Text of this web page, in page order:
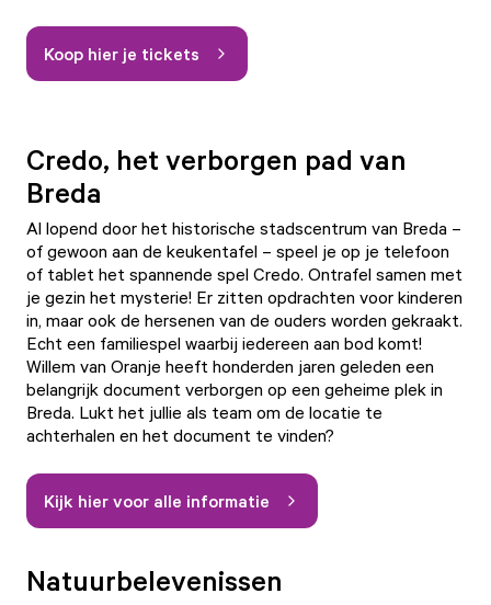
Koop hier je tickets
Credo, het verborgen pad van
Breda
Al lopend door het historische stadscentrum van Breda –
of gewoon aan de keukentafel – speel je op je telefoon
of tablet het spannende spel Credo. Ontrafel samen met
je gezin het mysterie! Er zitten opdrachten voor kinderen
in, maar ook de hersenen van de ouders worden gekraakt.
Echt een familiespel waarbij iedereen aan bod komt!
Willem van Oranje heeft honderden jaren geleden een
belangrijk document verborgen op een geheime plek in
Breda. Lukt het jullie als team om de locatie te
achterhalen en het document te vinden?
Kijk hier voor alle informatie
Natuurbelevenissen